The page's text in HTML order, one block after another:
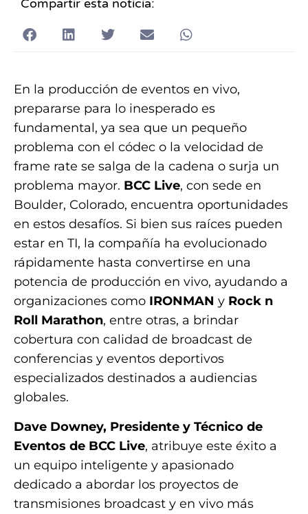
Compartir esta noticia:
En la producción de eventos en vivo,
prepararse para lo inesperado es
fundamental, ya sea que un pequeño
problema con el códec o la velocidad de
frame rate se salga de la cadena o surja un
problema mayor. BCC Live, con sede en
Boulder, Colorado, encuentra oportunidades
en estos desafíos. Si bien sus raíces pueden
estar en TI, la compañía ha evolucionado
rápidamente hasta convertirse en una
potencia de producción en vivo, ayudando a
organizaciones como IRONMAN y Rock n
Roll Marathon, entre otras, a brindar
cobertura con calidad de broadcast de
conferencias y eventos deportivos
especializados destinados a audiencias
globales.
Dave Downey, Presidente y Técnico de
Eventos de BCC Live, atribuye este éxito a
un equipo inteligente y apasionado
dedicado a abordar los proyectos de
transmisiones broadcast y en vivo más